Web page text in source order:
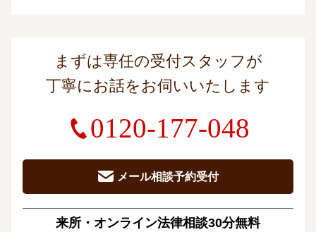
まずは専任の受付スタッフが
丁寧にお話をお伺いいたします
0120-177-048
メール相談予約受付
来所・オンライン法律相談30分無料